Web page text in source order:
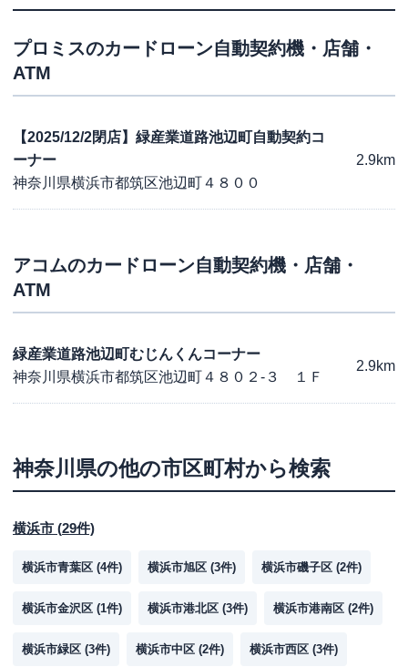
プロミスのカードローン自動契約機・店舗・
ATM
【2025/12/2閉店】緑産業道路池辺町自動契約コ
ーナー
神奈川県横浜市都筑区池辺町４８００
2.9km
アコムのカードローン自動契約機・店舗・
ATM
緑産業道路池辺町むじんくんコーナー
神奈川県横浜市都筑区池辺町４８０２-３ １Ｆ
2.9km
神奈川県の他の市区町村から検索
横浜市 (29件)
横浜市青葉区 (4件) 横浜市旭区 (3件) 横浜市磯子区 (2件)
横浜市金沢区 (1件) 横浜市港北区 (3件) 横浜市港南区 (2件)
横浜市緑区 (3件) 横浜市中区 (2件) 横浜市西区 (3件)